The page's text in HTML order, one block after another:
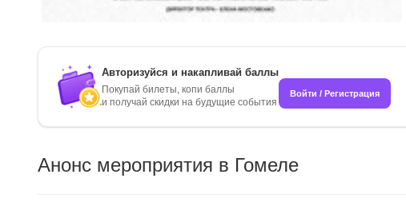
Авторизуйся и накапливай баллы
Покупай билеты, копи баллы
и получай скидки на будущие события
Войти / Регистрация
Анонс мероприятия в Гомеле